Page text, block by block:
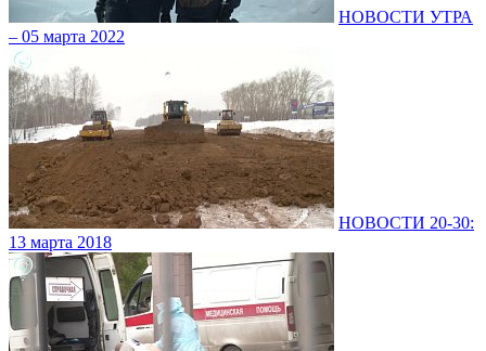
НОВОСТИ УТРА
– 05 марта 2022
НОВОСТИ 20-30:
13 марта 2018